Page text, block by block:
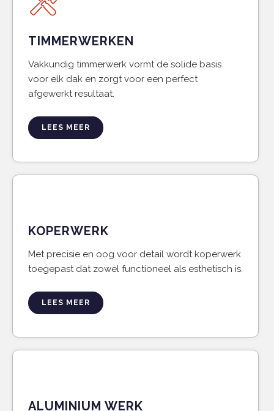
TIMMERWERKEN
Vakkundig timmerwerk vormt de solide basis
voor elk dak en zorgt voor een perfect
afgewerkt resultaat.
LEES MEER
KOPERWERK
Met precisie en oog voor detail wordt koperwerk
toegepast dat zowel functioneel als esthetisch is.
LEES MEER
ALUMINIUM WERK